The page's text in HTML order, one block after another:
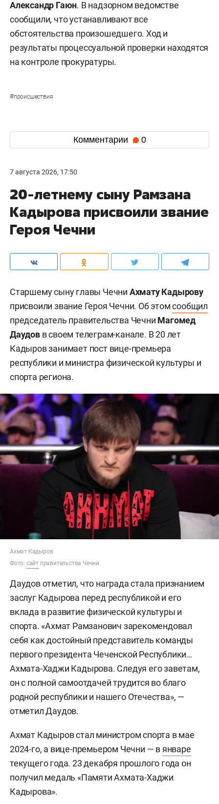
Александр Гаюн. В надзорном ведомстве
сообщили, что устанавливают все
обстоятельства произошедшего. Ход и
результаты процессуальной проверки находятся
на контроле прокуратуры.
#происшествия
Комментарии 0
7 августа 2026, 17:50
20-летнему сыну Рамзана
Кадырова присвоили звание
Героя Чечни
Старшему сыну главы Чечни Ахмату Кадырову
присвоили звание Героя Чечни. Об этомсообщил
председатель правительства Чечни Магомед
Даудов в своем телеграм-канале. В 20 лет
Кадыров занимает пост вице-премьера
республики и министра физической культуры и
спорта региона.
Ахмат Кадыров
Фото: сайт правительства Чечни
Даудов отметил, что награда стала признанием
заслуг Кадырова перед республикой и его
вклада в развитие физической культуры и
спорта. «Ахмат Рамзанович зарекомендовал
себя как достойный представитель команды
первого президента Чеченской Республики…
Ахмата-Хаджи Кадырова. Следуя его заветам,
он с полной самоотдачей трудится во благо
родной республики и нашего Отечества», —
отметил Даудов.
Ахмат Кадыров стал министром спорта в мае
2024-го, а вице-премьером Чечни — в январе
текущего года. 23 декабря прошлого года он
получил медаль «Памяти Ахмата-Хаджи
Кадырова».